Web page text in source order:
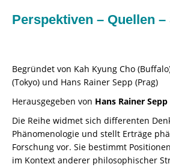
Perspektiven – Quellen –
Begründet von Kah Kyung Cho
(Tokyo) und Hans Rainer Sepp (Prag)
Herausgegeben von Hans Rainer Sepp
Die Reihe widmet sich differenten
Phänomenologie und stellt Erträge
Forschung vor. Sie bestimmt
im Kontext anderer philosophischer